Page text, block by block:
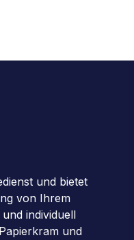
und bietet
von Ihrem
individuell
und